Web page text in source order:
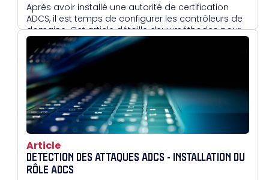
Après avoir installé une autorité de certification
ADCS, il est temps de configurer les contrôleurs de
domaine. Cet article détaille deux méthodes pour
leur attribuer un certificat : manuellement via la
console MMC, ou automatiquement via une GPO.
Cette étape est essentielle avant d'entrer dans les
mécanismes de journalisation et de détection
d'attaques.
Article
DÉTECTION DES ATTAQUES ADCS - INSTALLATION DU
RÔLE ADCS